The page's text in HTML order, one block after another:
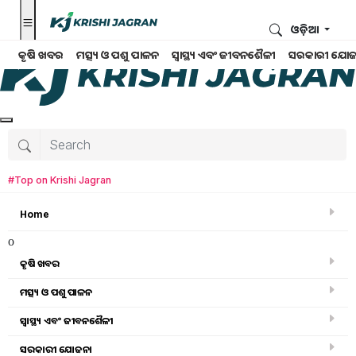
କୃଷି ଖବର ମତ୍ସ୍ୟ ଓ ପଶୁ ପାଳନ ସ୍ୱାସ୍ଥ୍ୟ ଏବଂ ଜୀବନଶୈଳୀ ସରକାରୀ
ଓଡ଼ିଆ
#Top on Krishi Jagran
Home
o
କୃଷି ଖବର
ମତ୍ସ୍ୟ ଓ ପଶୁ ପାଳନ
ସ୍ୱାସ୍ଥ୍ୟ ଏବଂ ଜୀବନଶୈଳୀ
ସରକାରୀ ଯୋଜନା
Search for:
farming vegetables